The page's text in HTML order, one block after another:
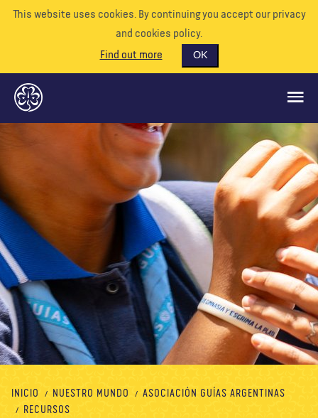
This website uses cookies. By continuing you accept our privacy
and cookies policy.
Find out more
OK
VOLUNTARIO
EVENTOS
NUESTRO MUNDO
RECURSOS
Nosotros Blog Noticias Tienda Contacto DONAR
INICIO NUESTRO MUNDO
ASOCIACIÓN GUÍAS ARGENTINAS
RECURSOS